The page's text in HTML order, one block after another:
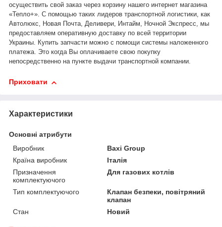
осуществить свой заказ через корзину нашего интернет магазина
«Тепло+». С помощью таких лидеров транспортной логистики, как
Автолюкс, Новая Почта, Деливери, Интайм, Ночной Экспресс, мы
предоставляем оперативную доставку по всей территории
Украины. Купить запчасти можно с помощи системы наложенного
платежа. Это когда Вы оплачиваете свою покупку
непосредственно на пункте выдачи транспортной компании.
Приховати
Характеристики
Основні атрибути
Виробник
Baxi Group
Країна виробник
Італія
Призначення
комплектуючого
Для газових котлів
Тип комплектуючого
Клапан безпеки, повітряний
клапан
Стан
Новий